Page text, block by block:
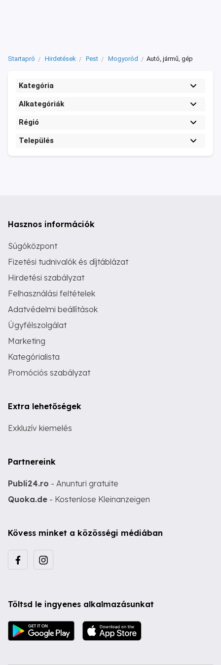
Startapró Hirdetések Pest Mogyoród Autó, jármű, gép
Kategória
Alkategóriák
Régió
Település
Hasznos információk
Súgóközpont
Fizetési tudnivalók és díjtáblázat
Hirdetési szabályzat
Felhasználási feltételek
Adatvédelmi beállítások
Ügyfélszolgálat
Marketing
Kategórialista
Promóciós szabályzat
Extra lehetőségek
Exkluzív kiemelés
Partnereink
Publi24.ro - Anunturi gratuite
Quoka.de - Kostenlose Kleinanzeigen
Kövess minket a közösségi médiában
Töltsd le ingyenes alkalmazásunkat